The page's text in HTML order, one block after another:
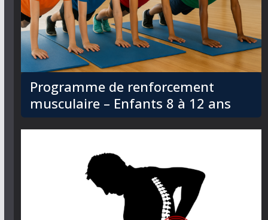
Programme de renforcement
musculaire – Enfants 8 à 12 ans